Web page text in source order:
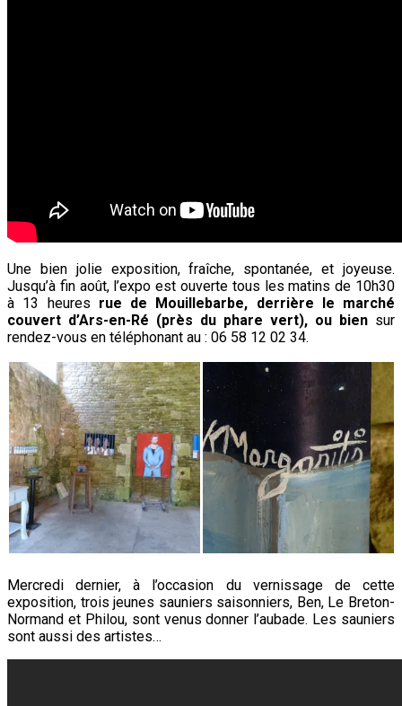
Une bien jolie exposition, fraîche, spontanée, et joyeuse.
Jusqu’à fin août, l’expo est ouverte tous les matins de 10h30
à 13 heures rue de Mouillebarbe, derrière le marché
couvert d’Ars-en-Ré (près du phare vert), ou bien sur
rendez-vous en téléphonant au : 06 58 12 02 34.
Mercredi dernier, à l’occasion du vernissage de cette
exposition, trois jeunes sauniers saisonniers, Ben, Le Breton-
Normand et Philou, sont venus donner l’aubade. Les sauniers
sont aussi des artistes…